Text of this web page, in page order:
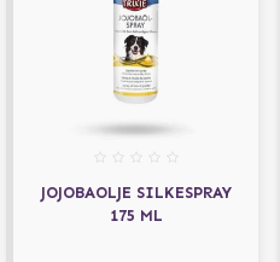
JOJOBAOLJE SILKESPRAY
175 ML